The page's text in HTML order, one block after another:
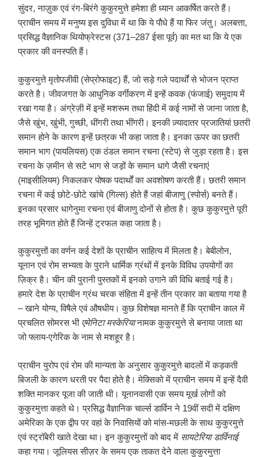
सुंदर, नाज़ुक एवं रंग-बिरंगे कुकुरमुत्ते हमेशा ही ध्यान आकर्षित करते हैं।
प्राचीन समय में मनुष्य इस दुविधा में था कि ये पौधे हैं या फिर जंतु। अलबत्ता,
प्रसिद्ध वैज्ञानिक थियोफ्रेस्टस (371–287 ईसा पूर्व) का मत था कि ये एक
प्रकार की वनस्पति हैं।
कुकुरमुत्ते मृतोपजीवी (सेप्रोफाइट) हैं, जो सड़े गले पदार्थों से भोजन प्राप्त
करते है। जीवजगत के आधुनिक वर्गीकरण में इन्हें कवक (फंजाई) समुदाय में
रखा गया है। अंग्रेज़ी में इन्हें मशरूम तथा हिंदी में कई नामों से जाना जाता है,
जैसे खुंभ, खुंभी, गुच्छी, धींगरी तथा भींगरी। इनकी ज़्यादातर प्रजातियां छतरी
समान होने के कारण इन्हें छत्रक भी कहा जाता है। इनका ऊपर का छतरी
समान भाग (पायलियस) एक ठंडल समान रचना (स्टेप) से जुड़ा रहता है। इस
रचना के ज़मीन से सटे भाग से जड़ों के समान धागे जैसी रचनाएं
(माइसीलियम) निकलकर पोषक पदार्थों का अवशोषण करती हैं। छतरी समान
रचना में कई छोटे-छोटे खांचे (गिल्स) होते हैं जहां बीजाणु (स्पोर्स) बनते हैं।
इनका प्रसार धागेनुमा रचना एवं बीजाणु दोनों से होता है। कुछ कुकुरमुत्ते पूरी
तरह भूमिगत होते हैं जिन्हें ट्रफल कहा जाता है।
कुकुरमुत्तों का वर्णन कई देशों के प्राचीन साहित्य में मिलता है। बेबीलोन,
यूनान एवं रोम सभ्यता के पुराने धार्मिक ग्रंथों में इनके विविध उपयोगों का
ज़िक्र है। चीन की पुरानी पुस्तकों में इनको उगाने की विधि बताई गई है।
हमारे देश के प्राचीन ग्रंथ चरक संहिता में इन्हें तीन प्रकार का बताया गया है
– खाने योग्य, विषैले एवं औषधीय। कुछ विशेषज्ञ मानते हैं कि प्राचीन काल में
प्रचलित सोमरस भी एमेनिटा मस्केरियानामक कुकुरमुत्ते से बनाया जाता था
जो फ्लाय-एगेरिक के नाम से मशहूर है।
प्राचीन युरोप एवं रोम की मान्यता के अनुसार कुकुरमुत्ते बादलों में कड़कती
बिजली के कारण धरती पर पैदा होते है। मेक्सिको में प्राचीन समय में इन्हें दैवी
शक्ति मानकर पूजा की जाती थी। यूनानवासी एक समय मूर्ख लोगों को
कुकुरमुत्ता कहते थे। प्रसिद्ध वैज्ञानिक चार्ल्स डार्विन ने 19वीं सदी में दक्षिण
अमेरिका के एक द्वीप पर वहां के निवासियों को मांस-मछली के साथ कुकुरमुत्ते
एवं स्ट्रॉबेरी खाते देखा था। इन कुकुरमुत्तों को बाद में सायटेरिया डार्विनाई
कहा गया। जूलियस सीज़र के समय एक ताकत देने वाला कुकुरमुत्ता